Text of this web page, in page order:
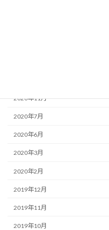
2020年11月
2020年7月
2020年6月
2020年3月
2020年2月
2019年12月
2019年11月
2019年10月